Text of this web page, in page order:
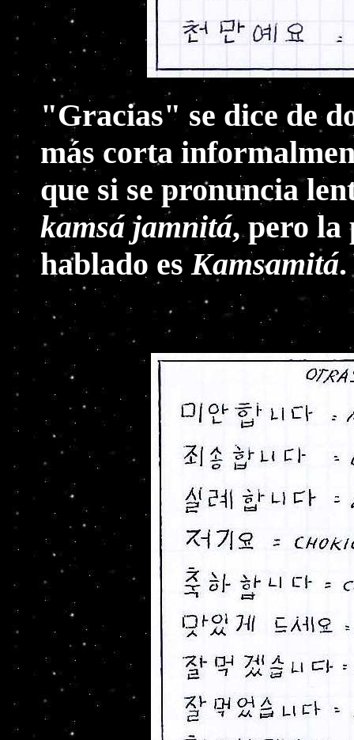
"Gracias" se dice de
más corta
que si se pronuncia
kamsá jamnitá, pero la
hablado esKamsamitá